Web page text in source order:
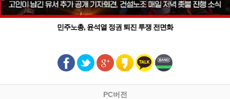
민주노총, 윤석열 정권 퇴진 투쟁 전면화
PC버전